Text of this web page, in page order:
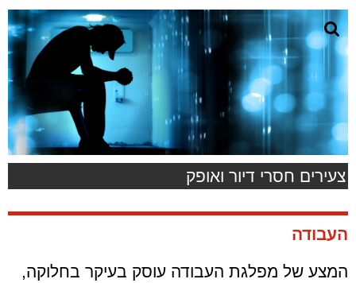
צעירים חסרי דיור ואופק
העבודה
המצע של מפלגת העבודה עוסק בעיקר בחלוקה,